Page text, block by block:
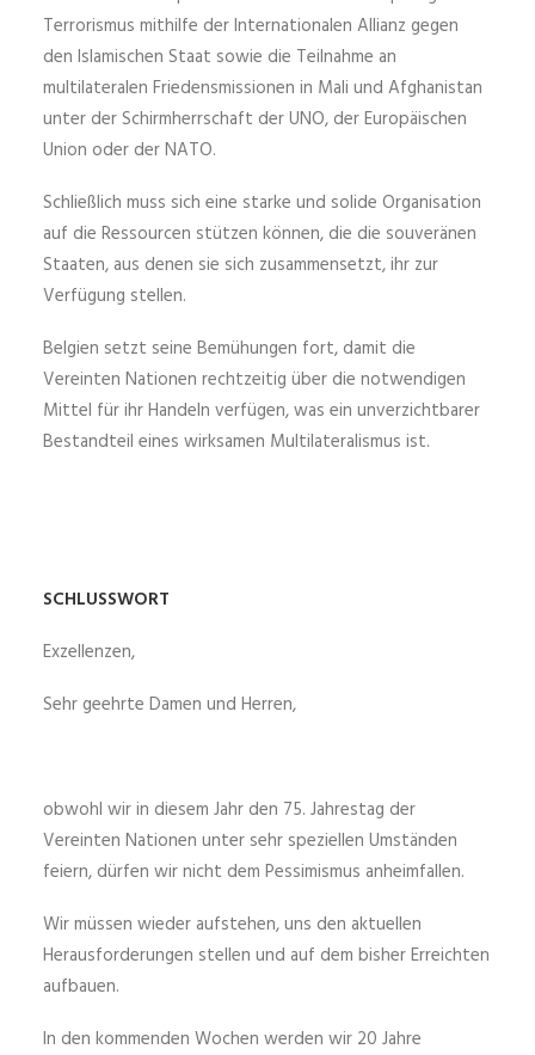
Terrorismus mithilfe der Internationalen Allianz gegen
den Islamischen Staat sowie die Teilnahme an
multilateralen Friedensmissionen in Mali und Afghanistan
unter der Schirmherrschaft der UNO, der Europäischen
Union oder der NATO.
Schließlich muss sich eine starke und solide Organisation
auf die Ressourcen stützen können, die die souveränen
Staaten, aus denen sie sich zusammensetzt, ihr zur
Verfügung stellen.
Belgien setzt seine Bemühungen fort, damit die
Vereinten Nationen rechtzeitig über die notwendigen
Mittel für ihr Handeln verfügen, was ein unverzichtbarer
Bestandteil eines wirksamen Multilateralismus ist.
SCHLUSSWORT
Exzellenzen,
Sehr geehrte Damen und Herren,
obwohl wir in diesem Jahr den 75. Jahrestag der
Vereinten Nationen unter sehr speziellen Umständen
feiern, dürfen wir nicht dem Pessimismus anheimfallen.
Wir müssen wieder aufstehen, uns den aktuellen
Herausforderungen stellen und auf dem bisher Erreichten
aufbauen.
In den kommenden Wochen werden wir 20 Jahre